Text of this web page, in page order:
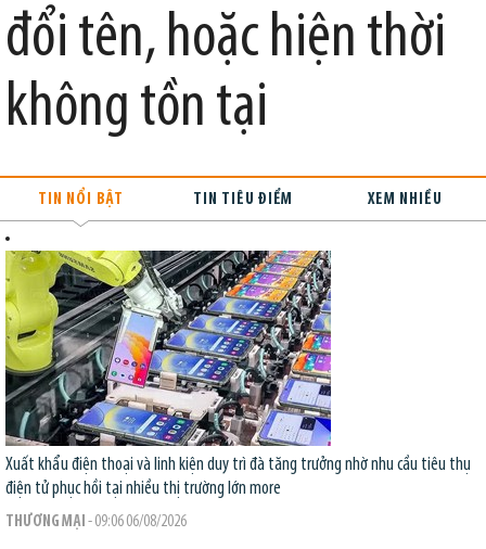
đổi tên, hoặc hiện thời
không tồn tại
TIN NỔI BẬT TIN TIÊU ĐIỂM XEM NHIỀU
Xuất khẩu điện thoại và linh kiện duy trì đà tăng trưởng nhờ nhu cầu tiêu thụ
điện tử phục hồi tại nhiều thị trường lớn more
THƯƠNG MẠI - 09:06 06/08/2026